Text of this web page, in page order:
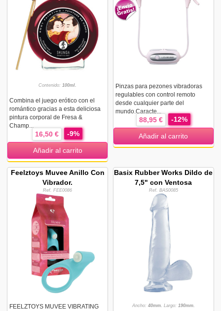
Contenido: 100ml.
Combina el juego erótico con el
romántico gracias a esta deliciosa
pintura corporal de Fresa &
Champ...
16,50 € -9%
Añadir al carrito
Pinzas para pezones vibradoras
regulables con control remoto
desde cualquier parte del
mundo.Caracte...
88,95 € -12%
Añadir al carrito
Feelztoys Muvee Anillo Con
Vibrador.
Ref. FEE0086
FEELZTOYS MUVEE VIBRATING
Basix Rubber Works Dildo de
7,5" con Ventosa
Ref. BAS0085
Ancho: 40mm. Largo: 190mm.